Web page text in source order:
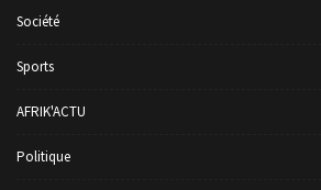
Société
Sports
AFRIK'ACTU
Politique